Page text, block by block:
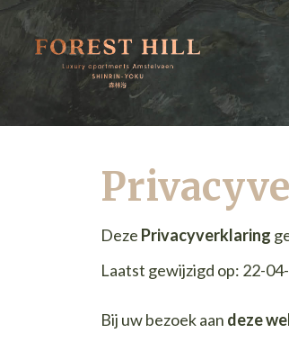
Deze Privacyverklaring
Laatst gewijzigd op: 22-
Bij uw bezoek aan deze